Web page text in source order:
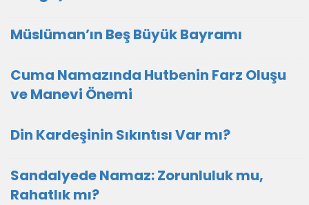
Müslüman’ın Beş Büyük Bayramı
Cuma Namazında Hutbenin Farz Oluşu
ve Manevi Önemi
Din Kardeşinin Sıkıntısı Var mı?
Sandalyede Namaz: Zorunluluk mu,
Rahatlık mı?